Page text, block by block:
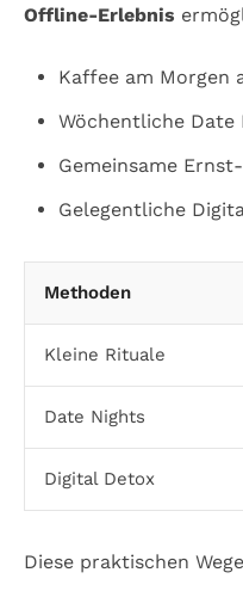
Offline-Erlebnis
Kaffee am Morgen
Wöchentliche
Gemeinsame
Gelegentliche
Methoden
Kleine Rituale
Date Nights
Digital Detox
Diese praktischen